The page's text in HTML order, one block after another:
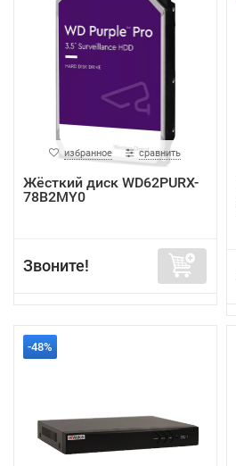
избранное сравнить
Жёсткий диск WD62PURX-
78B2MY0
Звоните!
-48%